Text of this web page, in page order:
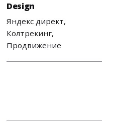
Design
Яндекс директ,
Колтрекинг,
Продвижение